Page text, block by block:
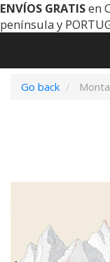
ENVÍOS GRATISen
península y
Go back